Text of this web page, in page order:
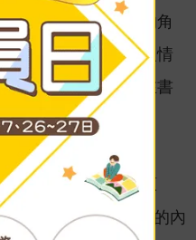
傳達的理念，裡頭的角
進，更澈悟世間的人情
語心中》至今仍在書
。
版在規格上同日本原
並把原本單行本2集的內